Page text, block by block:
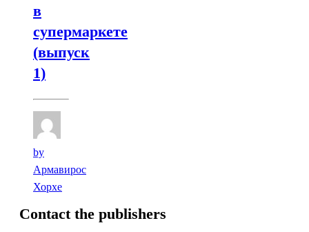
в
супермаркете
(выпуск
1)
by
Армавирос
Хорхе
Contact the publishers